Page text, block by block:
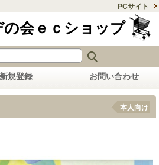
PCサイト
会ｅｃショップ
新規登録 お問い合わせ
本人向け